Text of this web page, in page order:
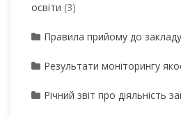
освіти (3)
Правила прийому до
Результати моніторингу
Річний звіт про діяльність